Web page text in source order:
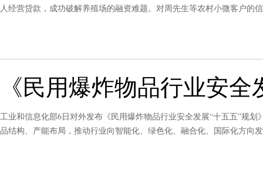
人经营贷款，成功破解养殖场的融资难题。对周先生等农村小微客户
《民用爆炸物品行业安
工业和信息化部6日对外发布《民用爆炸物品行业安全发展“十五五”规
品结构、产能布局，推动行业向智能化、绿色化、融合化、国际化方向